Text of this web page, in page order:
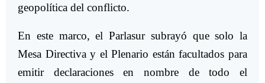
geopolítica del conflicto.
En este marco, el Parlasur subrayó que solo la
Mesa Directiva y el Plenario están facultados para
emitir declaraciones en nombre de todo el